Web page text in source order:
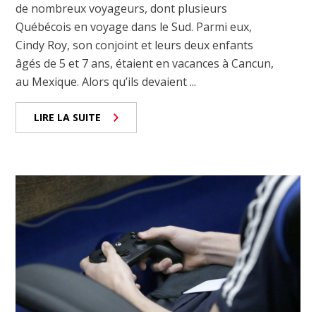
de nombreux voyageurs, dont plusieurs
Québécois en voyage dans le Sud. Parmi eux,
Cindy Roy, son conjoint et leurs deux enfants
âgés de 5 et 7 ans, étaient en vacances à Cancun,
au Mexique. Alors qu’ils devaient ...
LIRE LA SUITE